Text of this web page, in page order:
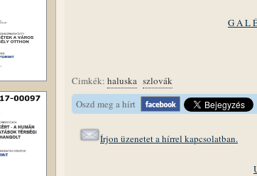
G A L
Cimkék: haluska szlovák
Oszd meg a hírt
Írjon üzenetet a hírrel kapcsolatban.